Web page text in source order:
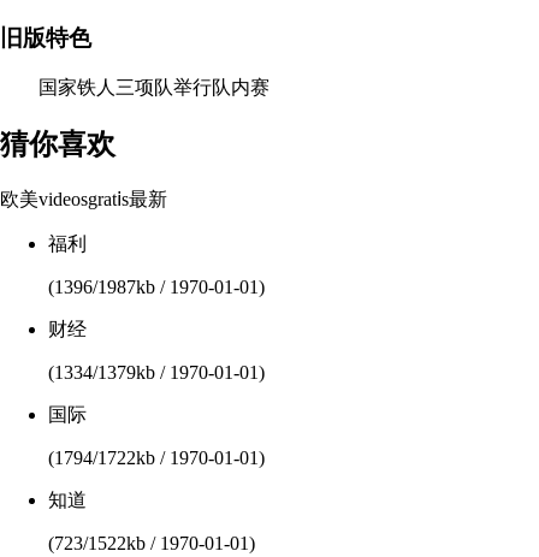
旧版特色
国家铁人三项队举行队内赛
猜你喜欢
欧美videosgratⅰs最新
福利
(1396/1987kb / 1970-01-01)
财经
(1334/1379kb / 1970-01-01)
国际
(1794/1722kb / 1970-01-01)
知道
(723/1522kb / 1970-01-01)